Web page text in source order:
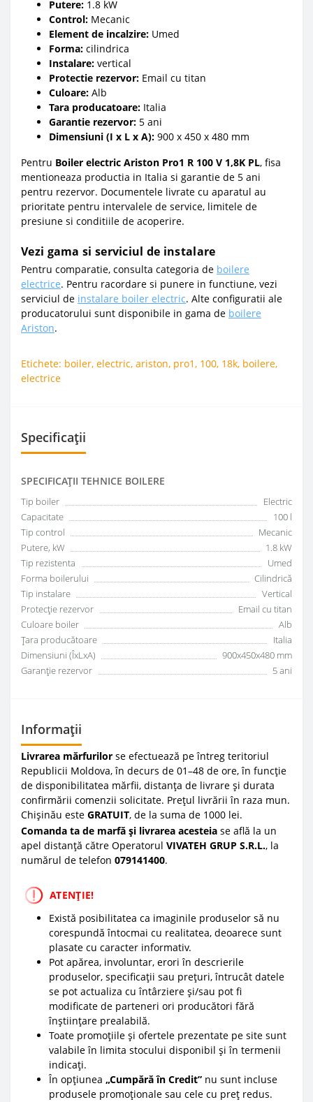
Putere: 1.8 kW
Control: Mecanic
Element de incalzire: Umed
Forma: cilindrica
Instalare: vertical
Protectie rezervor: Email cu titan
Culoare: Alb
Tara producatoare: Italia
Garantie rezervor: 5 ani
Dimensiuni (I x L x A): 900 x 450 x 480 mm
Pentru Boiler electric Ariston Pro1 R 100 V 1,8K PL, fisa
mentioneaza productia in Italia si garantie de 5 ani
pentru rezervor. Documentele livrate cu aparatul au
prioritate pentru intervalele de service, limitele de
presiune si conditiile de acoperire.
Vezi gama si serviciul de instalare
Pentru comparatie, consulta categoria de boilere
electrice. Pentru racordare si punere in functiune, vezi
serviciul de instalare boiler electric. Alte configuratii ale
producatorului sunt disponibile in gama de boilere
Ariston.
Etichete: boiler, electric, ariston, pro1 , 100, 18k, boilere,
electrice
Specificații
SPECIFICAŢII TEHNICE BOILERE
Tip boiler
Electric
Capacitate
100 l
Tip control
Mecanic
Putere, kW
1.8 kW
Tip rezistenta
Umed
Forma boilerului
Сilindrică
Tip instalare
Vertical
Protecție rezervor
Email cu titan
Culoare boiler
Alb
Țara producătoare
Italia
Dimensiuni (ÎxLxA)
900x450x480 mm
Garanţie rezervor
5 ani
Informații
Livrarea mărfurilor se efectuează pe întreg teritoriul
Republicii Moldova, în decurs de 01–48 de ore, în funcție
de disponibilitatea mărfii, distanța de livrare și durata
confirmării comenzii solicitate. Prețul livrării în raza mun.
Chișinău este GRATUIT, de la suma de 1000 lei.
Comanda ta de marfă și livrarea acesteia se află la un
apel distanță către Operatorul VIVATEH GRUP S.R.L., la
numărul de telefon 079141400.
ATENȚIE!
Există posibilitatea ca imaginile produselor să nu
corespundă întocmai cu realitatea, deoarece sunt
plasate cu caracter informativ.
Pot apărea, involuntar, erori în descrierile
produselor, specificații sau prețuri, întrucât datele
se pot actualiza cu întârziere și/sau pot fi
modificate de parteneri ori producători fără
înștiințare prealabilă.
Toate promoțiile și ofertele prezentate pe site sunt
valabile în limita stocului disponibil și în termenii
indicați.
În opțiunea „Cumpără în Credit” nu sunt incluse
produsele promoționale sau cele cu preț redus.